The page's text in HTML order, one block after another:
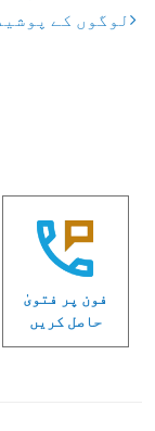
لوگوں کے
فون پر فتویٰ
حاصل کریں